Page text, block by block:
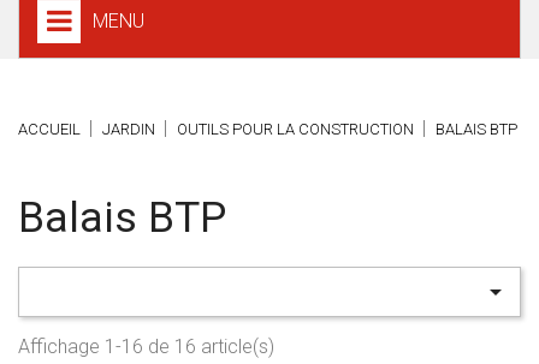
MENU
ACCUEIL JARDIN OUTILS POUR LA CONSTRUCTION BALAIS BTP
Balais BTP

Affichage 1-16 de 16 article(s)